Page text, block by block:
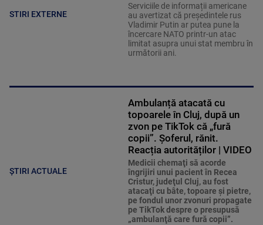
STIRI EXTERNE
Serviciile de informații americane
au avertizat că președintele rus
Vladimir Putin ar putea pune la
încercare NATO printr-un atac
limitat asupra unui stat membru în
următorii ani.
ȘTIRI ACTUALE
Ambulanță atacată cu
topoarele în Cluj, după un
zvon pe TikTok că „fură
copii”. Șoferul, rănit.
Reacția autorităților | VIDEO
Medicii chemaţi să acorde
îngrijiri unui pacient în Recea
Cristur, judeţul Cluj, au fost
atacaţi cu bâte, topoare şi pietre,
pe fondul unor zvonuri propagate
pe TikTok despre o presupusă
„ambulanţă care fură copii”.